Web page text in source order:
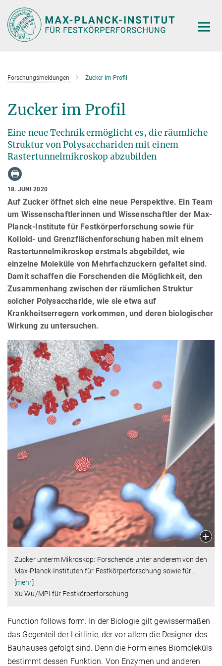
Hauptinhalt
Forschungsmeldungen Zucker im Profil
Zucker im Profil
Eine neue Technik ermöglicht es, die räumliche
Struktur von Polysacchariden mit einem
Rastertunnelmikroskop abzubilden
18. JUNI 2020
Auf Zucker öffnet sich eine neue Perspektive. Ein Team
um Wissenschaftlerinnen und Wissenschaftler der Max-
Planck-Institute für Festkörperforschung sowie für
Kolloid- und Grenzflächenforschung haben mit einem
Rastertunnelmikroskop erstmals abgebildet, wie
einzelne Moleküle von Mehrfachzuckern gefaltet sind.
Damit schaffen die Forschenden die Möglichkeit, den
Zusammenhang zwischen der räumlichen Struktur
solcher Polysaccharide, wie sie etwa auf
Krankheitserregern vorkommen, und deren biologischer
Wirkung zu untersuchen.
Zucker unterm Mikroskop: Forschende unter anderem von den
Max-Planck-Instituten für Festkörperforschung sowie für…
[mehr]
Xu Wu/MPI für Festkörperforschung
Function follows form. In der Biologie gilt gewissermaßen
das Gegenteil der Leitlinie, der vor allem die Designer des
Bauhauses gefolgt sind. Denn die Form eines Biomoleküls
bestimmt dessen Funktion. Von Enzymen und anderen